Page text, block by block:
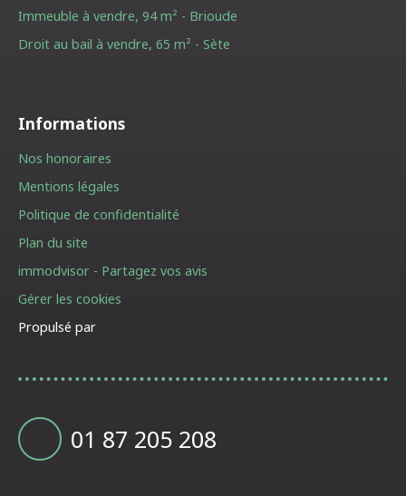
Immeuble à vendre, 94 m² - Brioude
Droit au bail à vendre, 65 m² - Sète
Informations
Nos honoraires
Mentions légales
Politique de confidentialité
Plan du site
immodvisor - Partagez vos avis
Gérer les cookies
Propulsé par
01 87 205 208